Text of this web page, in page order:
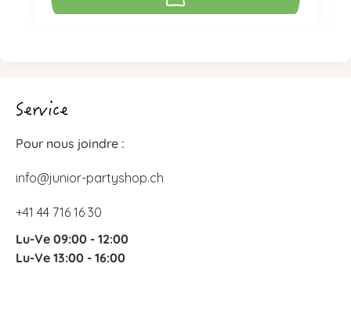
Service
Pour nous joindre :
info@junior-partyshop.ch
+41 44 716 16 30
Lu-Ve 09:00 - 12:00
Lu-Ve 13:00 - 16:00